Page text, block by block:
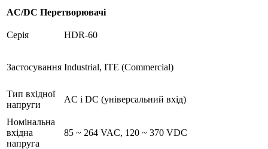
AC/DC Перетворювачі
Серія HDR-60
Застосування Industrial, ITE (Commercial)
Тип вхідної
напруги
AC і DC (універсальний вхід)
Номінальна
вхідна
напруга
85 ~ 264 VAC, 120 ~ 370 VDC